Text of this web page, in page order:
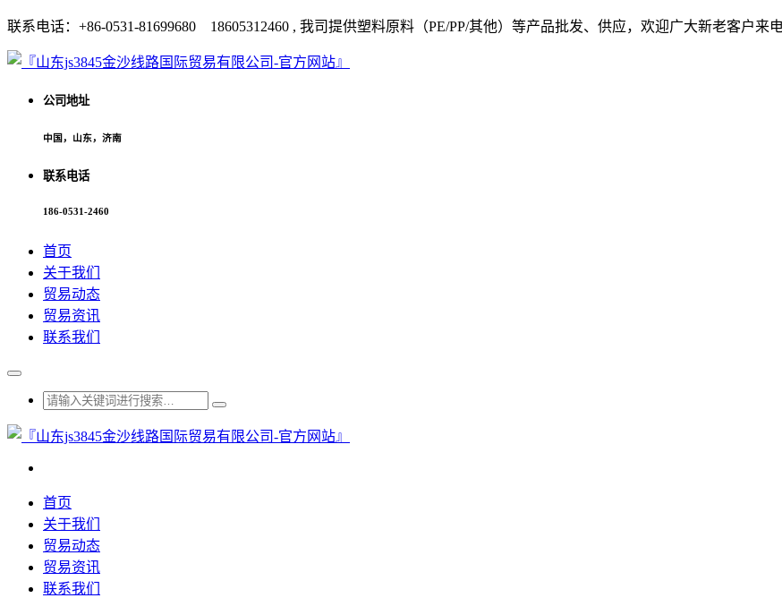
联系电话：+86-0531-81699680 18605312460 , 我司提供塑料原料（PE/PP/其他）等产品批发、供应，欢迎广大新老客户来
公司地址
中国，山东，济南
联系电话
186-0531-2460
首页
关于我们
贸易动态
贸易资讯
联系我们
首页
关于我们
贸易动态
贸易资讯
联系我们